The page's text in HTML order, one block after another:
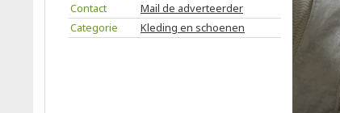
Contact
Mail de adverteerder
Categorie
Kleding en schoenen